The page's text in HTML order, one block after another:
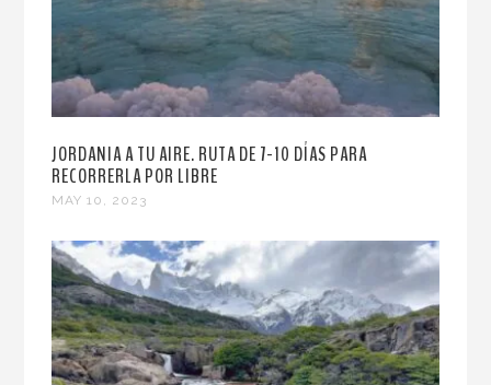
JORDANIA A TU AIRE. RUTA DE 7-10 DÍAS PARA
RECORRERLA POR LIBRE
MAY 10, 2023